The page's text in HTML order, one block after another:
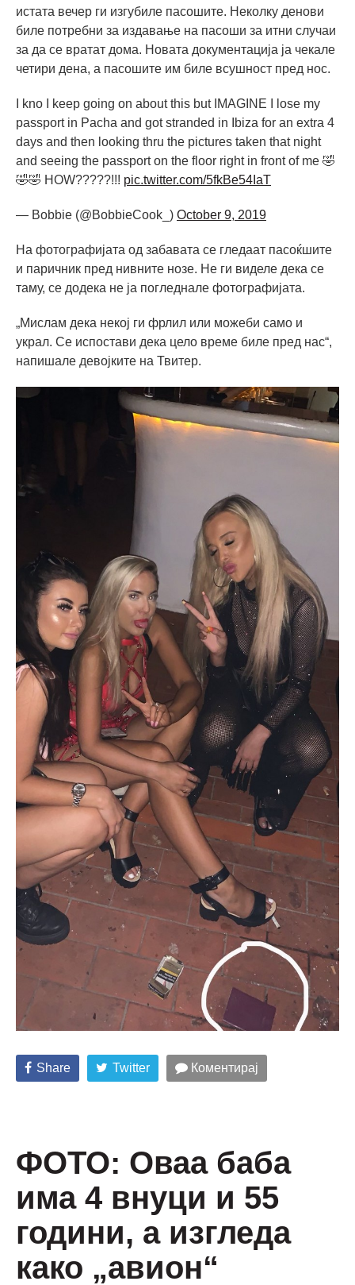
истата вечер ги изгубиле пасошите. Неколку денови
биле потребни за издавање на пасоши за итни случаи
за да се вратат дома. Новата документација ја чекале
четири дена, а пасошите им биле всушност пред нос.
I kno I keep going on about this but IMAGINE I lose my
passport in Pacha and got stranded in Ibiza for an extra 4
days and then looking thru the pictures taken that night
and seeing the passport on the floor right in front of me 🤣
🤣🤣 HOW?????!!! pic.twitter.com/5fkBe54IaT
— Bobbie (@BobbieCook_) October 9, 2019
На фотографијата од забавата се гледаат пасоќшите
и паричник пред нивните нозе. Не ги виделе дека се
таму, се додека не ја погледнале фотографијата.
„Мислам дека некој ги фрлил или можеби само и
украл. Се испостави дека цело време биле пред нас“,
напишале девојките на Твитер.
Share Twitter Коментирај
ФОТО: Оваа баба
има 4 внуци и 55
години, а изгледа
како „авион“